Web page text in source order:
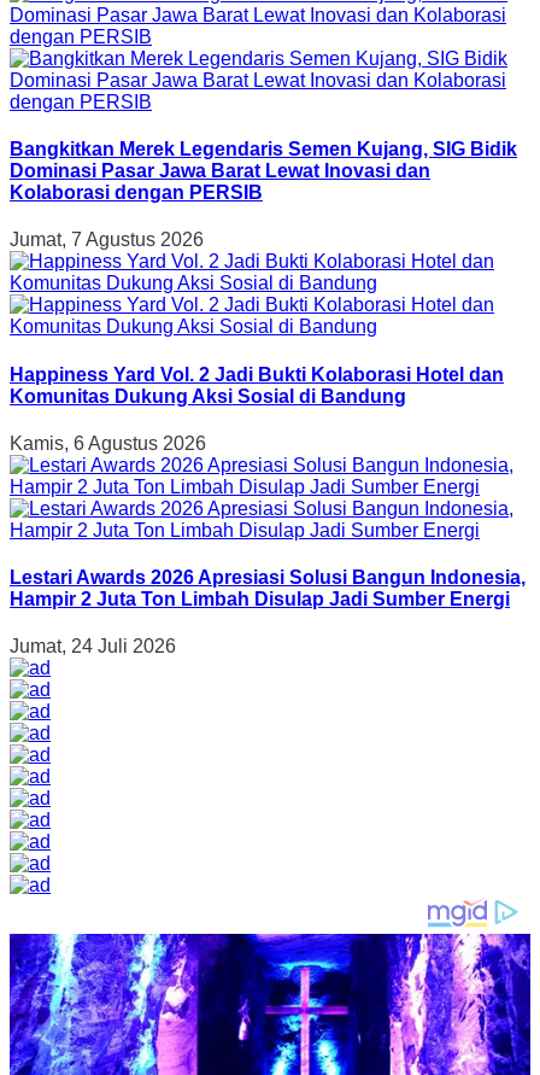
Bangkitkan Merek Legendaris Semen Kujang, SIG Bidik
Dominasi Pasar Jawa Barat Lewat Inovasi dan
Kolaborasi dengan PERSIB
Jumat, 7 Agustus 2026
Happiness Yard Vol. 2 Jadi Bukti Kolaborasi Hotel dan
Komunitas Dukung Aksi Sosial di Bandung
Kamis, 6 Agustus 2026
Lestari Awards 2026 Apresiasi Solusi Bangun Indonesia,
Hampir 2 Juta Ton Limbah Disulap Jadi Sumber Energi
Jumat, 24 Juli 2026